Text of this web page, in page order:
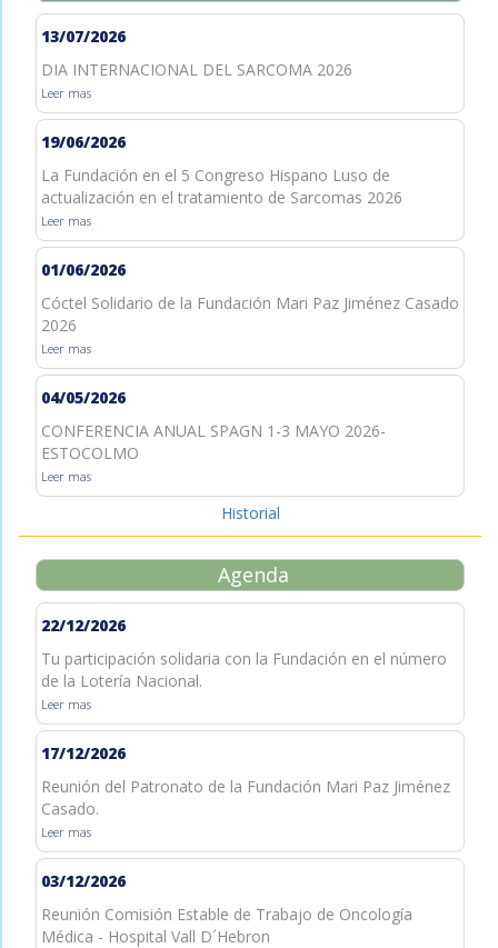
13/07/2026
DIA INTERNACIONAL DEL SARCOMA 2026
Leer mas
19/06/2026
La Fundación en el 5 Congreso Hispano Luso de
actualización en el tratamiento de Sarcomas 2026
Leer mas
01/06/2026
Cóctel Solidario de la Fundación Mari Paz Jiménez Casado
2026
Leer mas
04/05/2026
CONFERENCIA ANUAL SPAGN 1-3 MAYO 2026-
ESTOCOLMO
Leer mas
Historial
Agenda
22/12/2026
Tu participación solidaria con la Fundación en el número
de la Lotería Nacional.
Leer mas
17/12/2026
Reunión del Patronato de la Fundación Mari Paz Jiménez
Casado.
Leer mas
03/12/2026
Reunión Comisión Estable de Trabajo de Oncología
Médica - Hospital Vall D´Hebron